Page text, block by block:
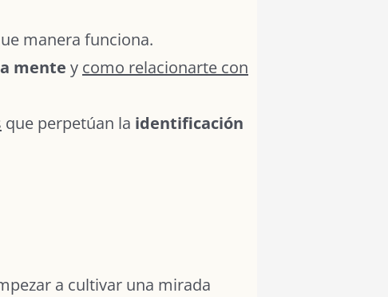
manera funciona.
mente y como relacionarte con
que perpetúan la identificación
a cultivar una mirada